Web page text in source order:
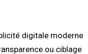
digitale moderne
ou ciblage